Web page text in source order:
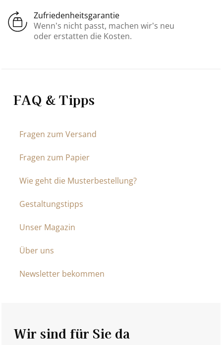
Zufriedenheitsgarantie
Wenn’s nicht passt, machen wir’s neu
oder erstatten die Kosten.
FAQ & Tipps
Fragen zum Versand
Fragen zum Papier
Wie geht die Musterbestellung?
Gestaltungstipps
Unser Magazin
Über uns
Newsletter bekommen
Wir sind für Sie da